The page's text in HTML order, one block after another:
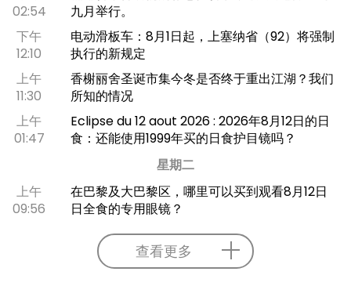
02:54
九月举行。
下午
12:10
电动滑板车：8月1日起，上塞纳省（92）将强制
执行的新规定
上午
11:30
香榭丽舍圣诞市集今冬是否终于重出江湖？我们
所知的情况
上午
01:47
Eclipse du 12 aout 2026 : 2026年8月12日的日
食：还能使用1999年买的日食护目镜吗？
星期二
上午
09:56
在巴黎及大巴黎区，哪里可以买到观看8月12日
日全食的专用眼镜？
查看更多